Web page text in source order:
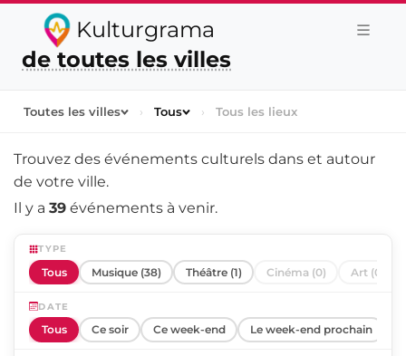
Kulturgrama
de toutes les villes
Toutes les villes › Tous › Tous les lieux
Trouvez des événements culturels dans et autour
de votre ville.
Il y a 39 événements à venir.
TYPE
Tous Musique (38) Théâtre (1) Cinéma (0) Art (0)
DATE
Tous Ce soir Ce week-end Le week-end prochain